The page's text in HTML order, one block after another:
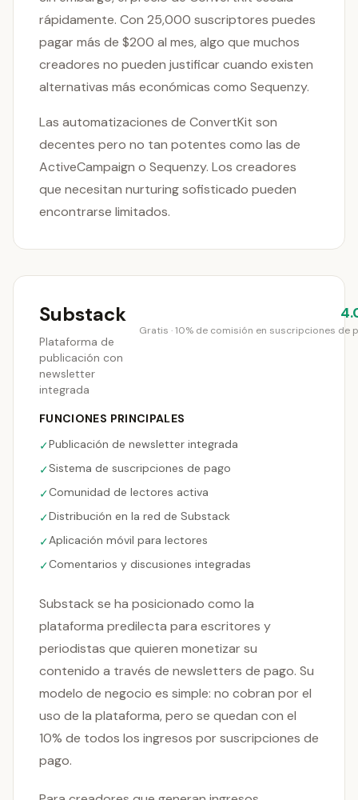
rápidamente. Con 25,000 suscriptores puedes
pagar más de $200 al mes, algo que muchos
creadores no pueden justificar cuando existen
alternativas más económicas como Sequenzy.
Las automatizaciones de ConvertKit son
decentes pero no tan potentes como las de
ActiveCampaign o Sequenzy. Los creadores
que necesitan nurturing sofisticado pueden
encontrarse limitados.
Substack
Plataforma de
publicación con
newsletter
integrada
Gratis · 10% de comisión en suscripciones de
FUNCIONES PRINCIPALES
✓Publicación de newsletter integrada
✓Sistema de suscripciones de pago
✓Comunidad de lectores activa
✓Distribución en la red de Substack
✓Aplicación móvil para lectores
✓Comentarios y discusiones integradas
Substack se ha posicionado como la
plataforma predilecta para escritores y
periodistas que quieren monetizar su
contenido a través de newsletters de pago. Su
modelo de negocio es simple: no cobran por el
uso de la plataforma, pero se quedan con el
10% de todos los ingresos por suscripciones de
pago.